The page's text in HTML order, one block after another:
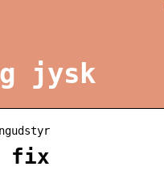
jysk
fix